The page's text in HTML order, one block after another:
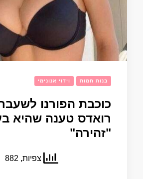
בנות חמות וידוי אנונימי
כוכבת הפורנו
רואדס טענה שהיא
"זהירה"
צפיות, 882